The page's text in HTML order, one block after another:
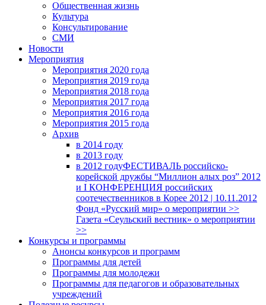
Общественная жизнь
Культура
Консультирование
СМИ
Новости
Мероприятия
Мероприятия 2020 года
Мероприятия 2019 года
Мероприятия 2018 годa
Мероприятия 2017 года
Мероприятия 2016 года
Мероприятия 2015 года
Архив
в 2014 году
в 2013 году
в 2012 годуФЕСТИВАЛЬ российско-
корейской дружбы “Миллион алых роз” 2012
и I КОНФЕРЕНЦИЯ российских
соотечественников в Корее 2012 | 10.11.2012
Фонд «Русский мир» о мероприятии >>
Газета «Сеульский вестник» о мероприятии
>>
Конкурсы и программы
Анонсы конкурсов и программ
Программы для детей
Программы для молодежи
Программы для педагогов и образовательных
учреждений